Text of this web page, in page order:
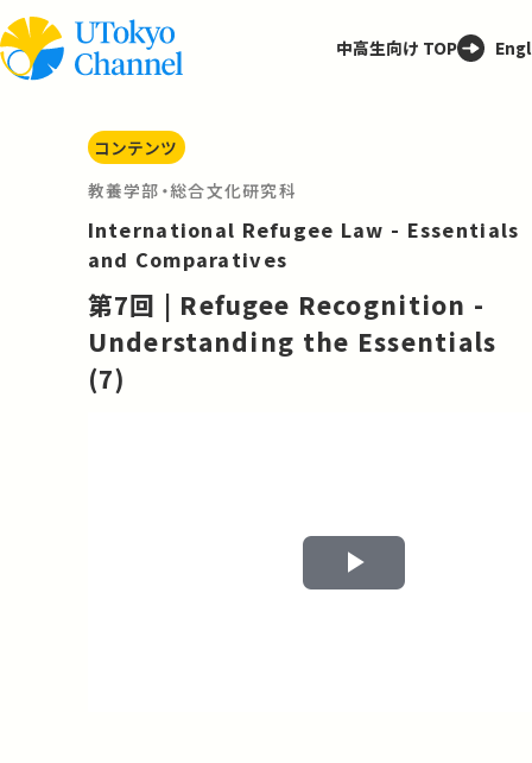
中高生向け TOP
コンテンツ
教養学部・総合文化研究科
International Refugee Law - Essentials
and Comparatives
第7回 | Refugee Recognition -
Understanding the Essentials
(7)
Play